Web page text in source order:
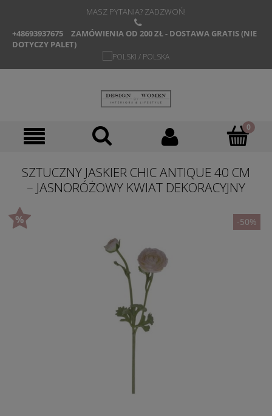
MASZ PYTANIA? ZADZWOŃ!
+48693937675
ZAMÓWIENIA OD 200 ZŁ - DOSTAWA GRATIS (NIE
DOTYCZY PALET)
SZTUCZNY JASKIER CHIC ANTIQUE 40 CM
– JASNORÓŻOWY KWIAT DEKORACYJNY
-50%